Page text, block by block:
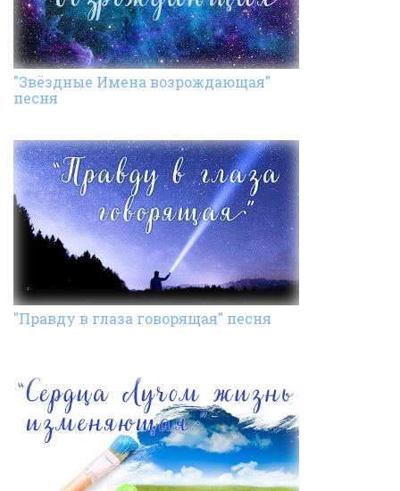
"Звёздные Имена возрождающая"
песня
"Правду в глаза говорящая" песня